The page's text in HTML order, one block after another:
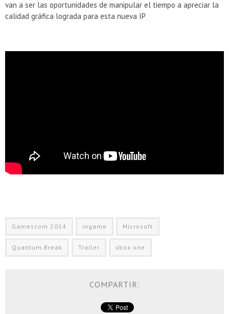
van a ser las oportunidades de manipular el tiempo a apreciar la
calidad gráfica lograda para esta nueva IP
Gamescom 2014 ingame Microsoft
Quantum Break Trailer xbox one
COMPARTIR: